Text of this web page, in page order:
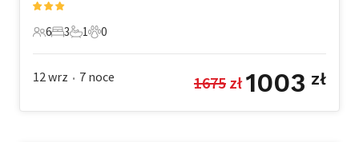
6 Goście
6
3 Sypialnie
3
1 Łazienka
1
0 Zwierzęta domowe
0
12 wrz • 7 noce 1675 zł 1003 zł